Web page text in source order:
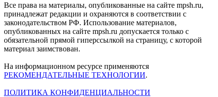
Все права на материалы, опубликованные на сайте mpsh.ru,
принадлежат редакции и охраняются в соответствии с
законодательством РФ. Использование материалов,
опубликованных на сайте mpsh.ru допускается только с
обязательной прямой гиперссылкой на страницу, с которой
материал заимствован.
На информационном ресурсе применяются
РЕКОМЕНДАТЕЛЬНЫЕ ТЕХНОЛОГИИ.
ПОЛИТИКА КОНФИДЕНЦИАЛЬНОСТИ